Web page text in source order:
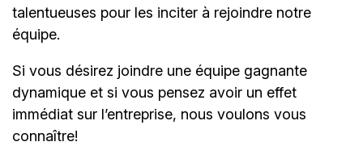
talentueuses pour les inciter à rejoindre notre
équipe.
Si vous désirez joindre une équipe gagnante
dynamique et si vous pensez avoir un effet
immédiat sur l’entreprise, nous voulons vous
connaître!